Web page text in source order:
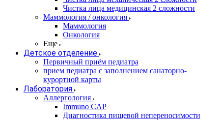
Чистка лица медицинская 2 сложности
Маммология / онкология
Маммология
Онкология
Еще
Детское отделение
Первичный приём педиатра
прием педиатра с заполнением санаторно-
курортной карты
Лаборатория
Аллергология
Immuno CAP
Диагностика пищевой непереносимости